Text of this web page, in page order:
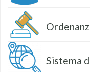
Sistema